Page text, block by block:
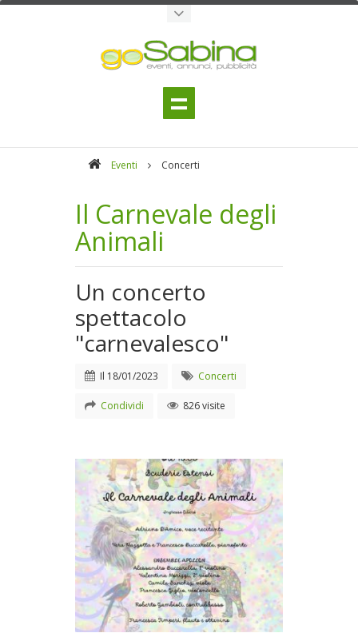
Eventi Concerti
Il Carnevale degli
Animali
Un concerto
spettacolo
"carnevalesco"
Il 18/01/2023 Concerti
Condividi 826 visite